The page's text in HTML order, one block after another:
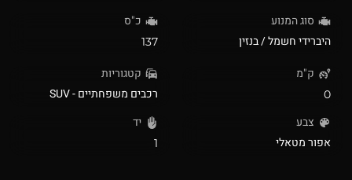
סוג המנוע
היברידי חשמל / בנזין
כ"ס
137
ק"מ
0
קטגוריות
רכבים משפחתיים - SUV
צבע
אפור מטאלי
יד
1